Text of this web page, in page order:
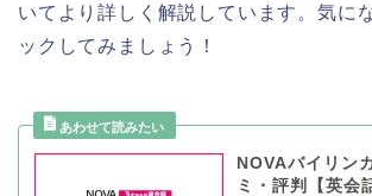
いてより詳しく解説しています。気に
ックしてみましょう！
NOVAバイリン
ミ・評判【英会